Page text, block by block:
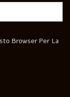
Browser Per La